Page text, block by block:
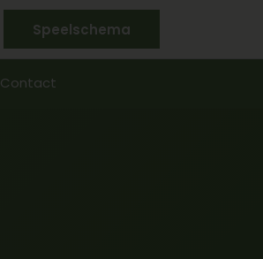
Speelschema
Contact